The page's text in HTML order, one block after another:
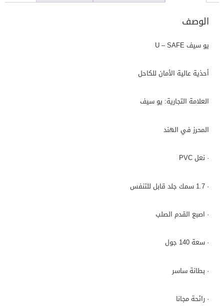
الوصف
يو سيف U – SAFE
أحذية عالية الأمان للكاحل
العلامة التجارية: يو سيف
المحرز في الهند
· نعل PVC
· 1.7 سمك جلد قابل للتنفس
· اصبع القدم الصلب
· سعة 140 جول
· بطانة ساسر
· رائحة مجانا